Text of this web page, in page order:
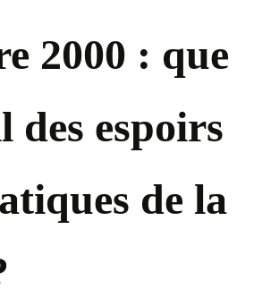
2000 : que
des espoirs
de la